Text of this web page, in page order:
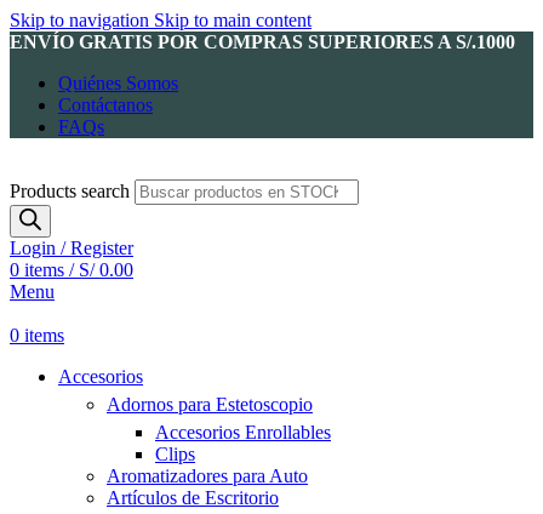
Skip to navigation Skip to main content
ENVÍO GRATIS POR COMPRAS SUPERIORES A S/.1000
Quiénes Somos
Contáctanos
FAQs
Products search
Login / Register
0 items / S/0.00
Menu
0 items
Accesorios
Adornos para Estetoscopio
Accesorios Enrollables
Clips
Aromatizadores para Auto
Artículos de Escritorio